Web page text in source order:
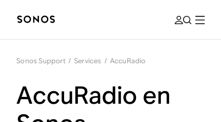
Sonos Support / Services / AccuRadio
AccuRadio en